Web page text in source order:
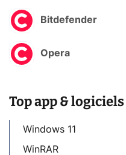
Bitdefender
Opera
Top app & logiciels
Windows 11
WinRAR